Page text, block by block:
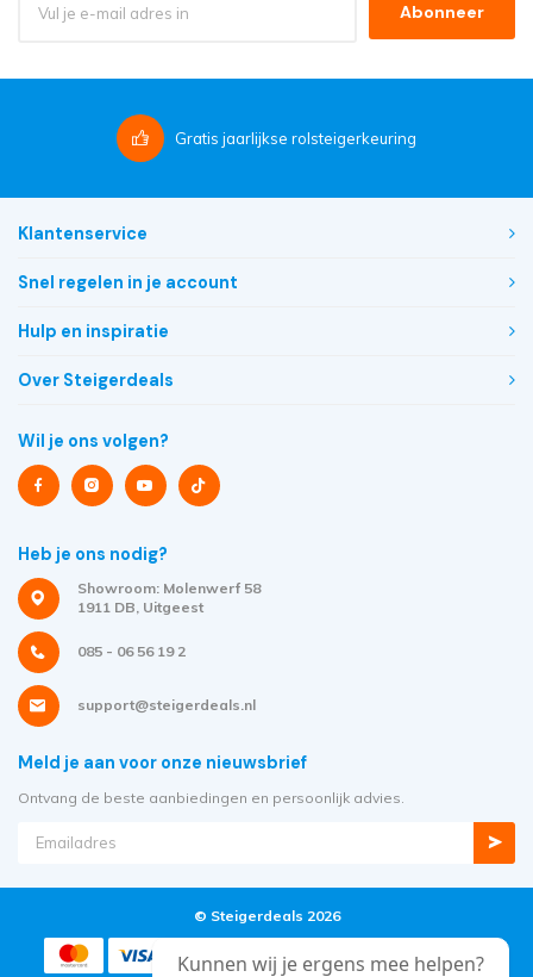
Abonneer
Gratis jaarlijkse rolsteigerkeuring
Klantenservice
Snel regelen in je account
Hulp en inspiratie
Over Steigerdeals
Wil je ons volgen?
Heb je ons nodig?
Showroom: Molenwerf 58
1911 DB, Uitgeest
085 - 06 56 19 2
support@steigerdeals.nl
Meld je aan voor onze nieuwsbrief
Ontvang de beste aanbiedingen en persoonlijk advies.
© Steigerdeals 2026
Kunnen wij je ergens mee helpen?